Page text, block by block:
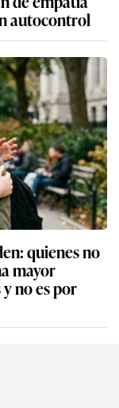
autocontrol
quienes no
mayor
no es por